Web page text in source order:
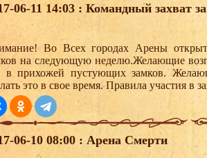
06-11 14:03 : Командный захват
Во Всех городах Арены
на следующую неделю.Желающие
в прихожей пустующих замков.
это в свое время. Правила участия в
06-10 08:00 : Арена Смерти